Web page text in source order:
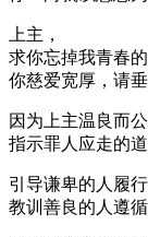
上主，
求你忘掉我青春
你慈爱宽厚，请垂
因为上主温良而
指示罪人应走的道
引导谦卑的人履
教训善良的人遵循